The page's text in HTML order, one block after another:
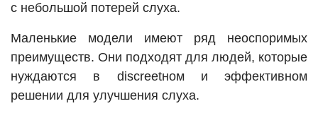
с небольшой потерей слуха.
Маленькие модели имеют ряд неоспоримых
преимуществ. Они подходят для людей, которые
нуждаются в discreetном и эффективном
решении для улучшения слуха.